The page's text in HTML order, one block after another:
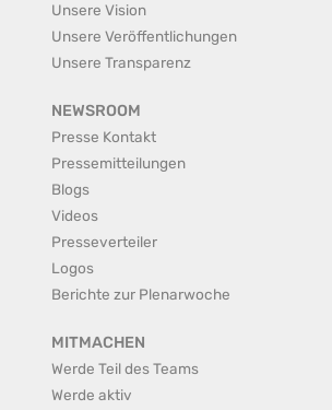
Unsere Vision
Unsere Veröffentlichungen
Unsere Transparenz
NEWSROOM
Presse Kontakt
Pressemitteilungen
Blogs
Videos
Presseverteiler
Logos
Berichte zur Plenarwoche
MITMACHEN
Werde Teil des Teams
Werde aktiv